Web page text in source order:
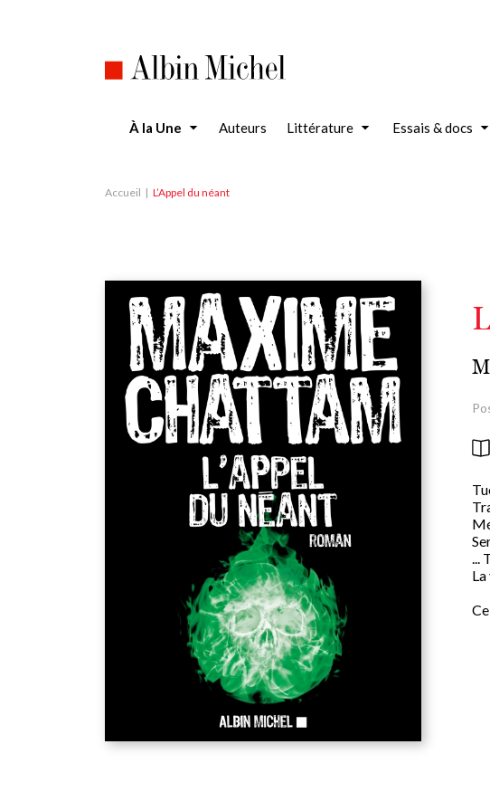
À la Une Auteurs Littérature Essais & docs
Accueil L’Appel du néant
...